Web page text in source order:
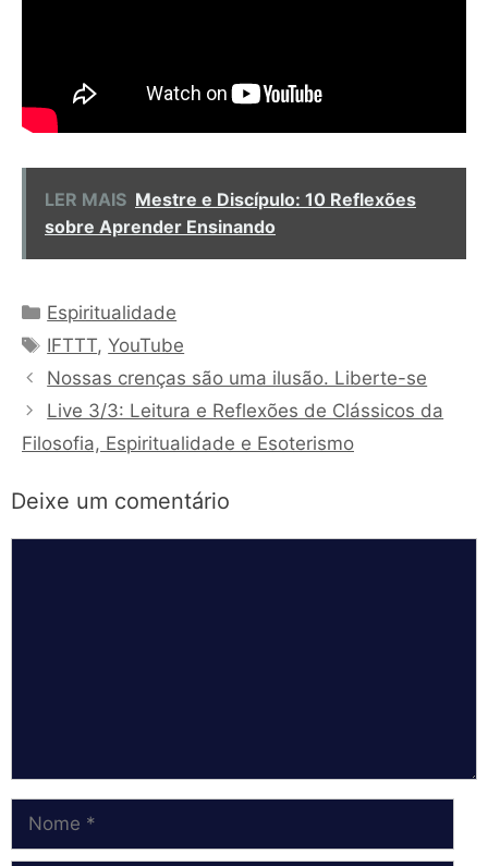
LER MAIS Mestre e Discípulo: 10 Reflexões
sobre Aprender Ensinando
Categorias
Espiritualidade
Tags
IFTTT,YouTube
Nossas crenças são uma ilusão. Liberte-se
Live 3/3: Leitura e Reflexões de Clássicos da
Filosofia, Espiritualidade e Esoterismo
Deixe um comentário